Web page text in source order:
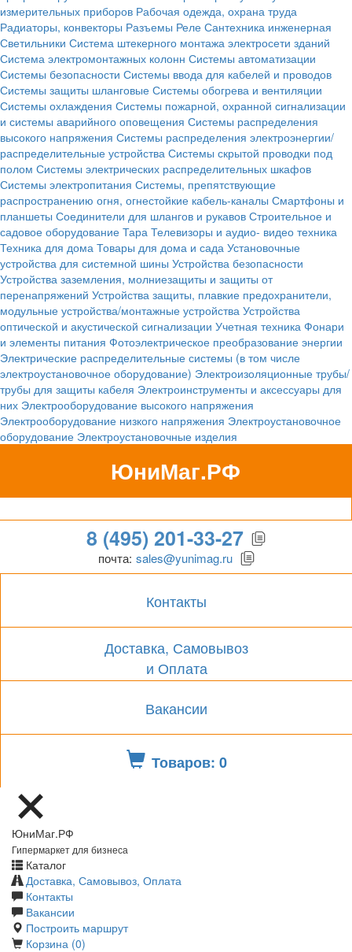
измерительных приборов Рабочая одежда, охрана труда
Радиаторы, конвекторы Разъемы Реле Сантехника инженерная
Светильники Система штекерного монтажа электросети зданий
Система электромонтажных колонн Системы автоматизации
Системы безопасности Системы ввода для кабелей и проводов
Системы защиты шланговые Системы обогрева и вентиляции
Системы охлаждения Системы пожарной, охранной сигнализации
и системы аварийного оповещения Системы распределения
высокого напряжения Системы распределения электроэнергии/
распределительные устройства Системы скрытой проводки под
полом Системы электрических распределительных шкафов
Системы электропитания Системы, препятствующие
распространению огня, огнестойкие кабель-каналы Смартфоны и
планшеты Соединители для шлангов и рукавов Строительное и
садовое оборудование Тара Телевизоры и аудио- видео техника
Техника для дома Товары для дома и сада Установочные
устройства для системной шины Устройства безопасности
Устройства заземления, молниезащиты и защиты от
перенапряжений Устройства защиты, плавкие предохранители,
модульные устройства/монтажные устройства Устройства
оптической и акустической сигнализации Учетная техника Фонари
и элементы питания Фотоэлектрическое преобразование энергии
Электрические распределительные системы (в том числе
электроустановочное оборудование) Электроизоляционные трубы/
трубы для защиты кабеля Электроинструменты и аксессуары для
них Электрооборудование высокого напряжения
Электрооборудование низкого напряжения Электроустановочное
оборудование Электроустановочные изделия
ЮниМаг.РФ
Гипермаркет для бизнеса
8 (495) 201-33-27
почта: sales@yunimag.ru
Контакты
Доставка, Самовывоз
и Оплата
Вакансии
Товаров: 0
ЮниМаг.РФ
Гипермаркет для бизнеса
Каталог
Доставка, Самовывоз, Оплата
Контакты
Вакансии
Построить маршрут
Корзина (0)